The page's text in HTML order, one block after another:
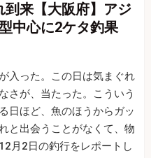
到来【大阪府】アジ
中心に2ケタ釣果
入った。この日は気まぐれ
さが、当たった。こういう
日ほど、魚のほうからガッ
と出会うことがなくて、物
月2日の釣行をレポートし